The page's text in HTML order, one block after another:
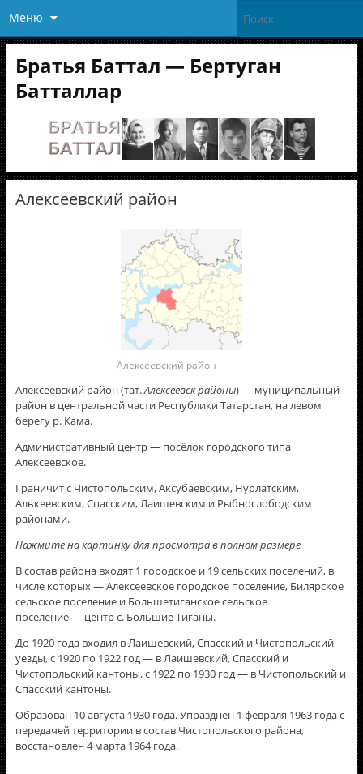
Меню
Братья Баттал — Бертуган
Батталлар
Алексеевский район
Алексеевский район
Алексеевский район (тат.Алексеевск районы) — муниципальный
район в центральной части Республики Татарстан, на левом
берегу р. Кама.
Административный центр — посёлок городского типа
Алексеевское.
Граничит с Чистопольским, Аксубаевским, Нурлатским,
Алькеевским, Спасским, Лаишевским и Рыбнослободским
районами.
Нажмите на картинку для просмотра в полном размере
В состав района входят 1 городское и 19 сельских поселений, в
числе которых — Алексеевское городское поселение, Билярское
сельское поселение и Большетиганское сельское
поселение — центр с. Большие Тиганы.
До 1920 года входил в Лаишевский, Спасский и Чистопольский
уезды, с 1920 по 1922 год — в Лаишевский, Спасский и
Чистопольский кантоны, с 1922 по 1930 год — в Чистопольский и
Спасский кантоны.
Образован 10 августа 1930 года. Упразднён 1 февраля 1963 года с
передачей территории в состав Чистопольского района,
восстановлен 4 марта 1964 года.